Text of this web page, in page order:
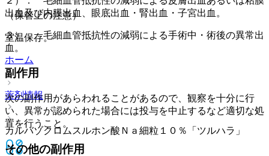
（保管上の注意）
室温保存。
ホーム
薬剤情報
カルバゾクロムスルホン酸Ｎａ細粒１０％「ツルハラ」
出血及び内膜出血、眼底出血・腎出血・子宮出血。
３）． 毛細血管抵抗性の減弱による手術中・術後の異常出
血。
副作用
次の副作用があらわれることがあるので、観察を十分に行
い、異常が認められた場合には投与を中止するなど適切な処
置を行うこと。
その他の副作用